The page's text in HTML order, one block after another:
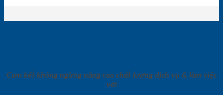
Cam kết không ngừng nâng cao chất lượng dịch vụ & làm việc
với